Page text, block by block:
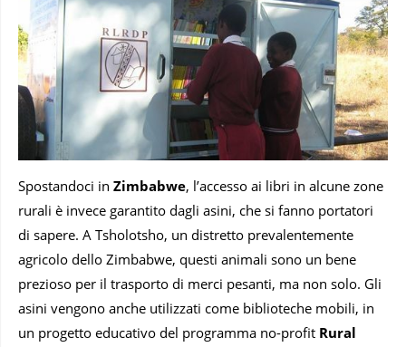
Spostandoci in Zimbabwe, l’accesso ai libri in alcune zone
rurali è invece garantito dagli asini, che si fanno portatori
di sapere. A Tsholotsho, un distretto prevalentemente
agricolo dello Zimbabwe, questi animali sono un bene
prezioso per il trasporto di merci pesanti, ma non solo. Gli
asini vengono anche utilizzati come biblioteche mobili, in
un progetto educativo del programma no-profit Rural